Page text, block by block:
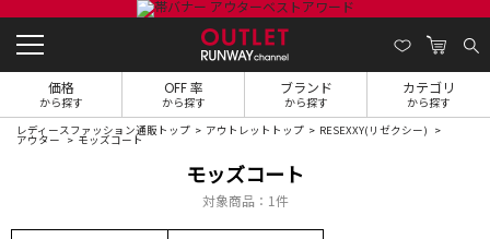
価格
から探す
OFF 率
から探す
ブランド
から探す
カテゴリ
から探す
レディースファッション通販トップ アウトレットトップ RESEXXY(リゼクシー)
アウター モッズコート
モッズコート
対象商品： 1件